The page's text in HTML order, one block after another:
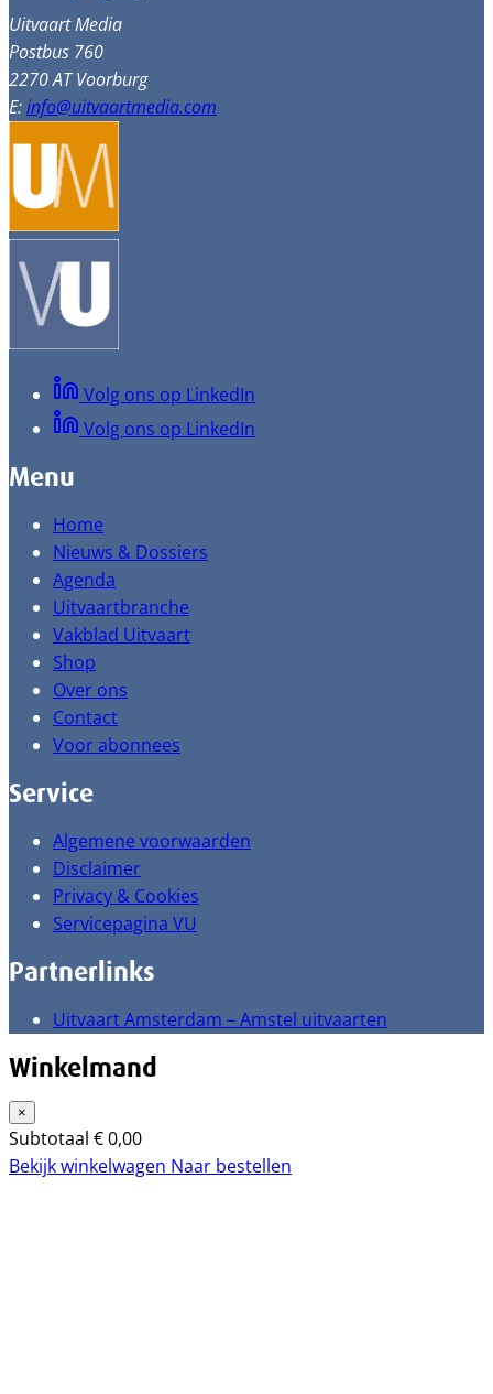
Uitvaart Media
Postbus 760
2270 AT Voorburg
E:info@uitvaartmedia.com
Volg ons op LinkedIn
Volg ons op LinkedIn
Menu
Home
Nieuws & Dossiers
Agenda
Uitvaartbranche
Vakblad Uitvaart
Shop
Over ons
Contact
Voor abonnees
Service
Algemene voorwaarden
Disclaimer
Privacy & Cookies
Servicepagina VU
Partnerlinks
Uitvaart Amsterdam – Amstel uitvaarten
Winkelmand
×
Subtotaal €0,00
Bekijk winkelwagen Naar bestellen